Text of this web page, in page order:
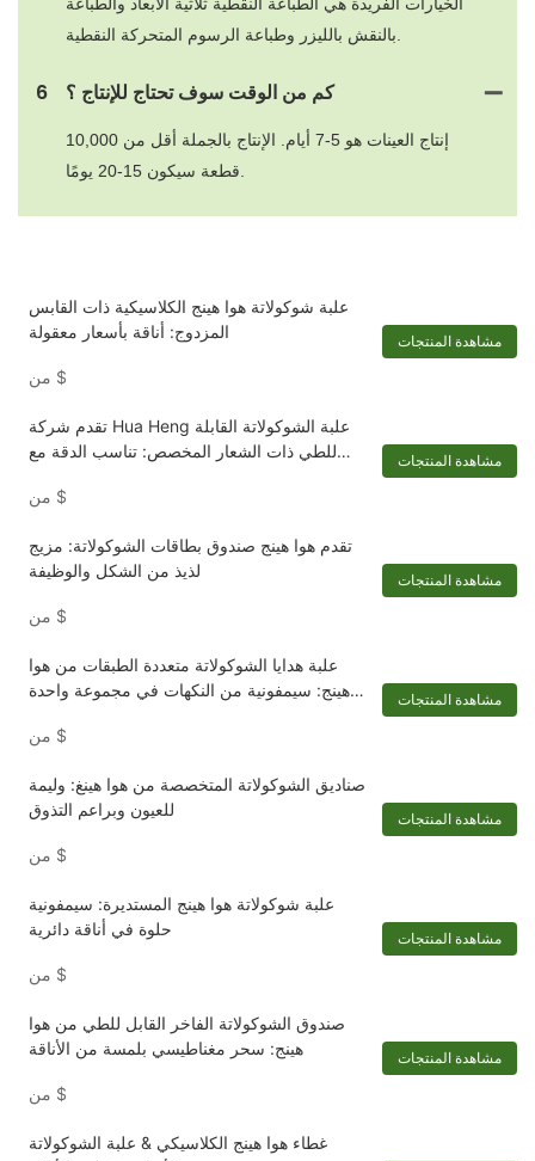
6 كم من الوقت سوف تحتاج للإنتاج ؟
إنتاج العينات هو 5-7 أيام. الإنتاج بالجملة أقل من 10,000
علبة شوكولاتة هوا هينج الكلاسيكية ذات القابس
المزدوج: أناقة بأسعار معقولة
$
مشاهدة المنتجات
تقدم شركة Hua Heng علبة الشوكولاتة القابلة
للطي ذات الشعار المخصص: تناسب الدقة مع
$
مشاهدة المنتجات
تقدم هوا هينج صندوق بطاقات الشوكولاتة: مزيج
لذيذ من الشكل والوظيفة
$
مشاهدة المنتجات
علبة هدايا الشوكولاتة متعددة الطبقات من هوا
هينج: سيمفونية من النكهات في مجموعة واحدة
$
مشاهدة المنتجات
صناديق الشوكولاتة المتخصصة من هوا هينغ: وليمة
للعيون وبراعم التذوق
$
مشاهدة المنتجات
علبة شوكولاتة هوا هينج المستديرة: سيمفونية
حلوة في أناقة دائرية
$
مشاهدة المنتجات
صندوق الشوكولاتة الفاخر القابل للطي من هوا
هينج: سحر مغناطيسي بلمسة من الأناقة
$
مشاهدة المنتجات
غطاء هوا هينج الكلاسيكي & علبة الشوكولاتة